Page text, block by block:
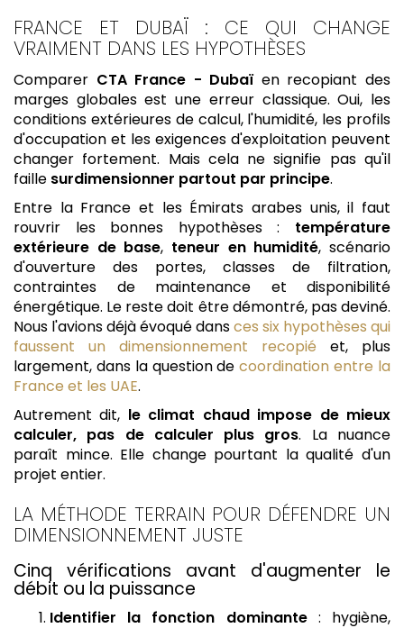
FRANCE ET DUBAÏ : CE QUI CHANGE
VRAIMENT DANS LES HYPOTHÈSES
Comparer CTA France - Dubaïen recopiant des
marges globales est une erreur classique. Oui, les
conditions extérieures de calcul, l'humidité, les profils
d'occupation et les exigences d'exploitation peuvent
changer fortement. Mais cela ne signifie pas qu'il
faille surdimensionner partout par principe.
Entre la France et les Émirats arabes unis, il faut
rouvrir les bonnes hypothèses : température
extérieure de base, teneur en humidité, scénario
d'ouverture des portes, classes de filtration,
contraintes de maintenance et disponibilité
énergétique. Le reste doit être démontré, pas deviné.
Nous l'avions déjà évoqué dansces six hypothèses qui
faussent un dimensionnement recopié et, plus
largement, dans la question decoordination entre la
France et les UAE.
Autrement dit, le climat chaud impose de mieux
calculer, pas de calculer plus gros. La nuance
paraît mince. Elle change pourtant la qualité d'un
projet entier.
LA MÉTHODE TERRAIN POUR DÉFENDRE UN
DIMENSIONNEMENT JUSTE
Cinq vérifications avant d'augmenter le
débit ou la puissance
Identifier la fonction dominante: hygiène,